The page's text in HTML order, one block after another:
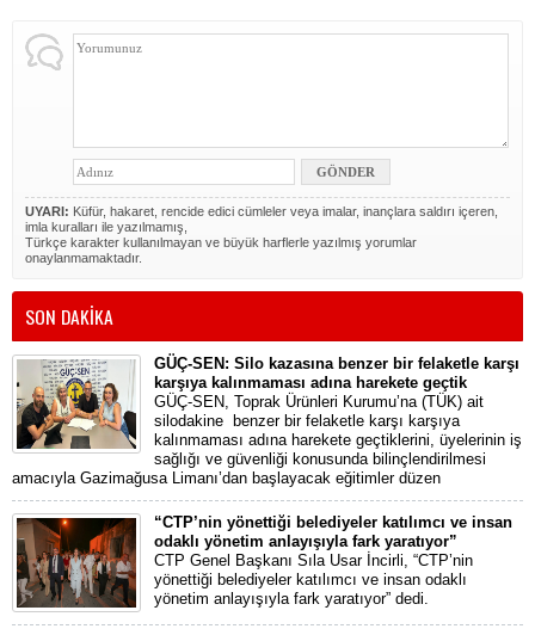
UYARI: Küfür, hakaret, rencide edici cümleler veya imalar, inançlara saldırı içeren,
imla kuralları ile yazılmamış,
Türkçe karakter kullanılmayan ve büyük harflerle yazılmış yorumlar
onaylanmamaktadır.
SON DAKİKA
GÜÇ-SEN: Silo kazasına benzer bir felaketle karşı
karşıya kalınmaması adına harekete geçtik
GÜÇ-SEN, Toprak Ürünleri Kurumu’na (TÜK) ait
silodakine benzer bir felaketle karşı karşıya
kalınmaması adına harekete geçtiklerini, üyelerinin iş
sağlığı ve güvenliği konusunda bilinçlendirilmesi
amacıyla Gazimağusa Limanı’dan başlayacak eğitimler düzen
“CTP’nin yönettiği belediyeler katılımcı ve insan
odaklı yönetim anlayışıyla fark yaratıyor”
CTP Genel Başkanı Sıla Usar İncirli, “CTP’nin
yönettiği belediyeler katılımcı ve insan odaklı
yönetim anlayışıyla fark yaratıyor” dedi.